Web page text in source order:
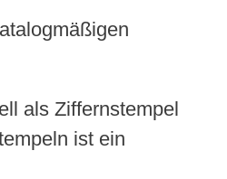
als Ziffernstempel
ist ein